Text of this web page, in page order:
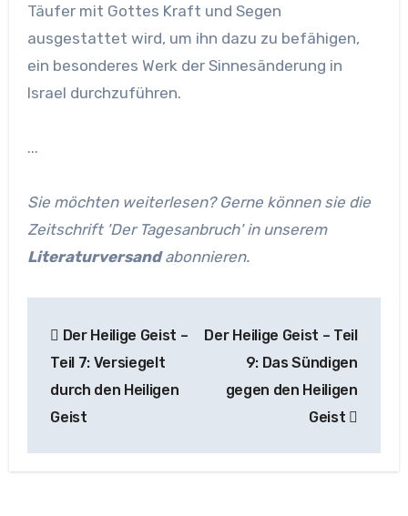
Täufer mit Gottes Kraft und Segen
ausgestattet wird, um ihn dazu zu befähigen,
ein besonderes Werk der Sinnesänderung in
Israel durchzuführen.
...
Sie möchten weiterlesen? Gerne können sie die
Zeitschrift 'Der Tagesanbruch' in unserem
Literaturversandabonnieren.
Der Heilige Geist –
Teil 7: Versiegelt
durch den Heiligen
Geist
Der Heilige Geist – Teil
9: Das Sündigen
gegen den Heiligen
Geist